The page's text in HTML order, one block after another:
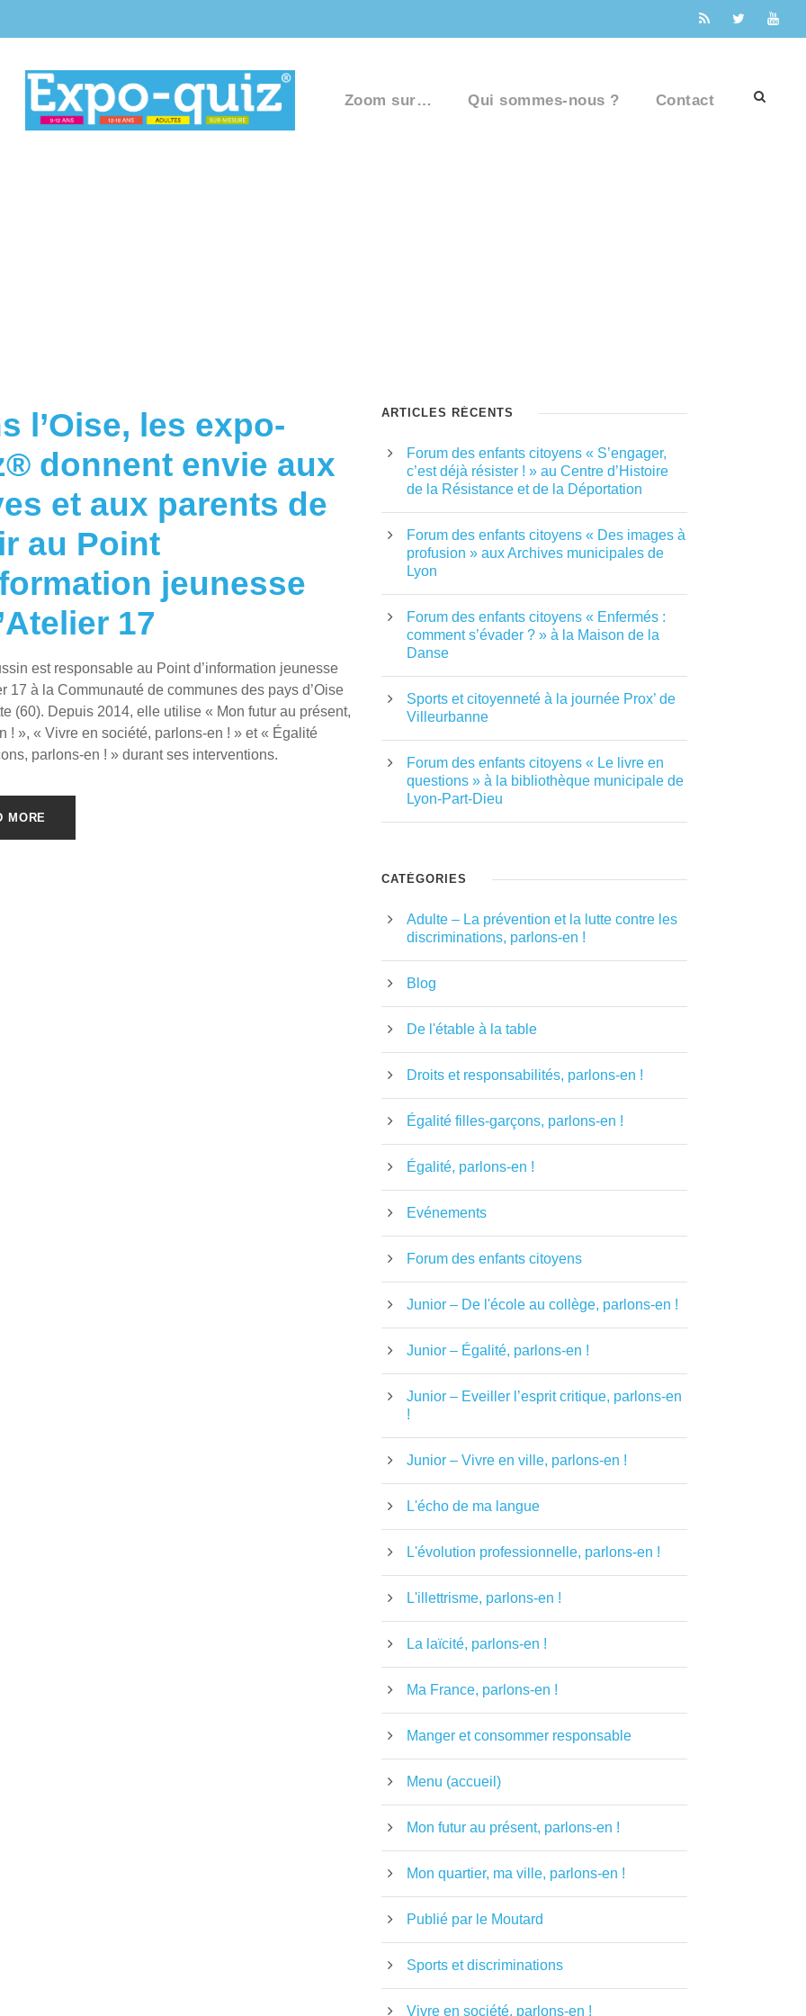
Zoom sur… Qui sommes-nous ? Contact
l’Oise, les expo-
donnent envie aux
et aux parents de
au Point
jeunesse
17
est responsable au Point d’information jeunesse
17 à la Communauté de communes des pays d’Oise
(60). Depuis 2014, elle utilise « Mon futur au présent,
! », « Vivre en société, parlons-en ! » et « Égalité
parlons-en ! » durant ses interventions.
MORE
ARTICLES RÉCENTS
Forum des enfants citoyens « S’engager,
c’est déjà résister ! » au Centre d’Histoire
de la Résistance et de la Déportation
Forum des enfants citoyens « Des images à
profusion » aux Archives municipales de
Lyon
Forum des enfants citoyens « Enfermés :
comment s’évader ? » à la Maison de la
Danse
Sports et citoyenneté à la journée Prox’ de
Villeurbanne
Forum des enfants citoyens « Le livre en
questions » à la bibliothèque municipale de
Lyon-Part-Dieu
CATÉGORIES
Adulte – La prévention et la lutte contre les
discriminations, parlons-en !
Blog
De l'étable à la table
Droits et responsabilités, parlons-en !
Égalité filles-garçons, parlons-en !
Égalité, parlons-en !
Evénements
Forum des enfants citoyens
Junior – De l'école au collège, parlons-en !
Junior – Égalité, parlons-en !
Junior – Eveiller l’esprit critique, parlons-en
!
Junior – Vivre en ville, parlons-en !
L'écho de ma langue
L'évolution professionnelle, parlons-en !
L'illettrisme, parlons-en !
La laïcité, parlons-en !
Ma France, parlons-en !
Manger et consommer responsable
Menu (accueil)
Mon futur au présent, parlons-en !
Mon quartier, ma ville, parlons-en !
Publié par le Moutard
Sports et discriminations
Vivre en société, parlons-en !